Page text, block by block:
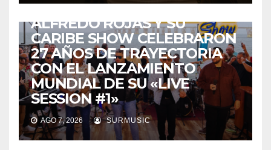
ALFREDO ROJAS Y SU
CARIBE SHOW CELEBRARON
27 AÑOS DE TRAYECTORIA
CON EL LANZAMIENTO
MUNDIAL DE SU «LIVE
SESSION #1»
AGO 7, 2026 SURMUSIC